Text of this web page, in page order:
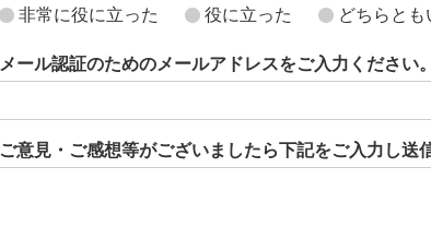
非常に役に立った
役に立った どちらとも
メール認証のためのメールアドレスをご入力ください。
ご意見・ご感想等がございましたら下記をご入力し送